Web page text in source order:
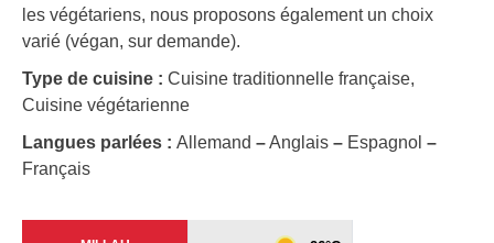
les végétariens, nous proposons également un choix
varié (végan, sur demande).
Type de cuisine : Cuisine traditionnelle française,
Cuisine végétarienne
Langues parlées : Allemand –Anglais – Espagnol –
Français